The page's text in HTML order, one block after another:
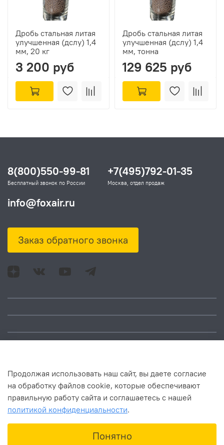
В корзину
Дробь стальная литая
улучшенная (дслу) 1,4
мм, 20 кг
3 200 руб
Дробь стальная литая
улучшенная (дслу) 1,4
мм, тонна
129 625 руб
Адрес: Москва, ул.
8(800)550-99-81
Бесплатный звонок по России
+7(495)792-01-35
Москва, отдел продаж
info@foxair.ru
Заказ обратного звонка
Продолжая использовать наш сайт, вы даете согласие
на обработку файлов cookie, которые обеспечивают
правильную работу сайта и соглашаетесь с нашей
политикой конфиденциальности.
Понятно